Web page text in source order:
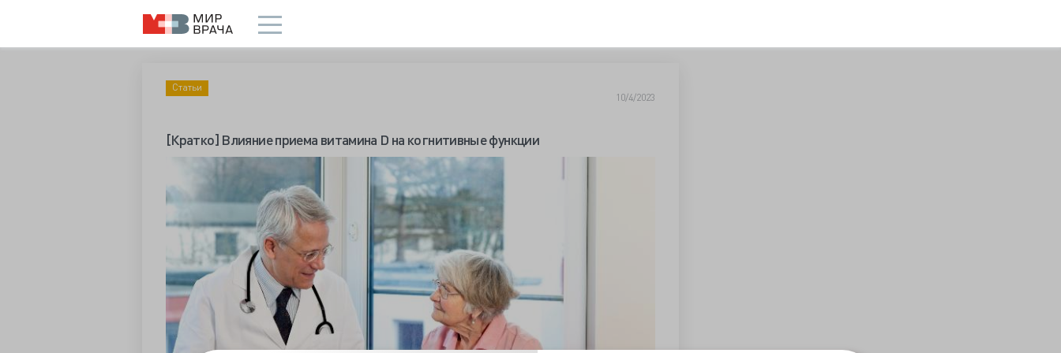
Статьи
10/4/2023
[Кратко] Влияние приема витамина D на когнитивные функции